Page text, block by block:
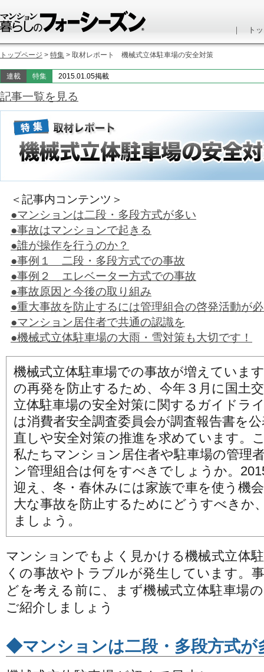
｜ ト
トップページ > 特集 > 取材レポート 機械式立体駐車場の安全対策
連載 特集 2015.01.05掲載
記事一覧を見る
＜記事内コンテンツ＞
●マンションは二段・多段方式が多い
●事故はマンションで起きる
●誰が操作を行うのか？
●事例１ 二段・多段方式での事故
●事例２ エレベーター方式での事故
●事故原因と今後の取り組み
●重大事故を防止するには管理組合の啓発活動が
●マンション居住者で共通の認識を
●機械式立体駐車場の大雨・雪対策も大切です！
機械式立体駐車場での事故が増えていま
の再発を防止するため、今年３月に国土
立体駐車場の安全対策に関するガイドラ
は消費者安全調査委員会が調査報告書を
直しや安全対策の推進を求めています。
私たちマンション居住者や駐車場の管理
ン管理組合は何をすべきでしょうか。
迎え、冬・春休みには家族で車を使う機
大な事故を防止するためにどうすべきか
ましょう。
マンションでもよく見かける機械式立体
くの事故やトラブルが発生しています。
どを考える前に、まず機械式立体駐車場
ご紹介しましょう
◆マンションは二段・多段方式が